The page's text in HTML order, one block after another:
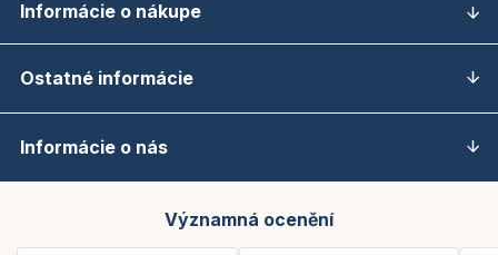
Informácie o nákupe
Ostatné informácie
Informácie o nás
Významná ocenění